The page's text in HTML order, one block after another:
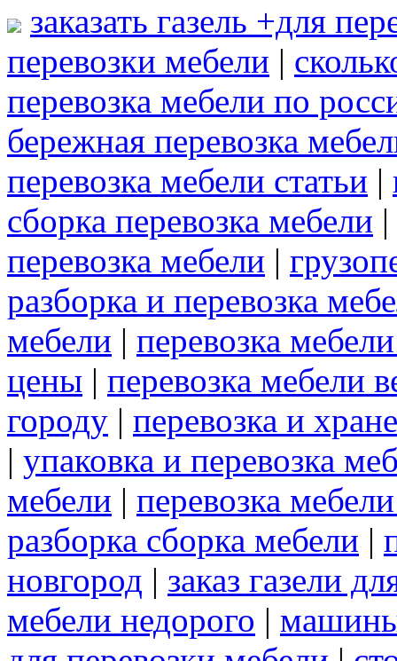
заказать газель +для
перевозки мебели |
перевозка мебели по
бережная перевозка
перевозка мебели статьи |
сборка перевозка мебели |
перевозка мебели |
разборка и перевозка
мебели | перевозка
цены | перевозка мебели
городу | перевозка и
| упаковка и перевозка
мебели | перевозка
разборка сборка мебели |
новгород | заказ газели
мебели недорого | машины